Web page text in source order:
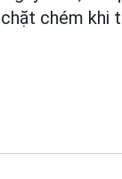
chặt chém khi